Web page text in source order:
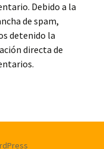
Debido a la
de spam,
detenido la
directa de